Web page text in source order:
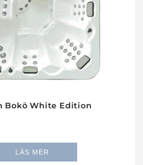
Bokö White Edition
LÄS MER